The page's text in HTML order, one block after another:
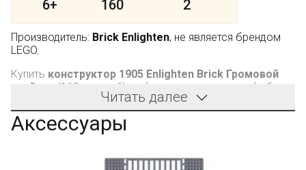
6+ 160 2
Производитель: Brick Enlighten, не является брендом
LEGO.
Купить конструктор 1905 Enlighten Brick Громовой
снайпер
(160 деталей) у официального дилера фабрики
- интернет магазина Bootlegbricks.ru
Производитель - фабрика Brick Enlighten (не LEGO).
Компания производит качественные конструкторы.
конструкторами других оригинальных брендов.
Читать далее
Аксессуары